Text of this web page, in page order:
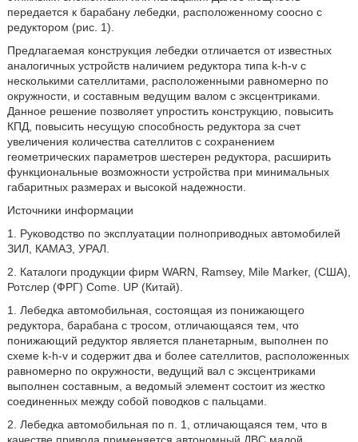
передается к барабану лебедки, расположенному соосно с
редуктором (рис. 1).
Предлагаемая конструкция лебедки отличается от известных
аналогичных устройств наличием редуктора типа k-h-v с
несколькими сателлитами, расположенными равномерно по
окружности, и составным ведущим валом с эксцентриками.
Данное решение позволяет упростить конструкцию, повысить
КПД, повысить несущую способность редуктора за счет
увеличения количества сателлитов с сохранением
геометрических параметров шестерен редуктора, расширить
функциональные возможности устройства при минимальных
габаритных размерах и высокой надежности.
Источники информации
1. Руководство по эксплуатации полноприводных автомобилей
ЗИЛ, КАМАЗ, УРАЛ.
2. Каталоги продукции фирм WARN, Ramsey, Mile Marker, (США),
Ротслер (ФРГ) Come. UP (Китай).
1. Лебедка автомобильная, состоящая из понижающего
редуктора, барабана с тросом, отличающаяся тем, что
понижающий редуктор является планетарным, выполнен по
схеме k-h-v и содержит два и более сателлитов, расположенных
равномерно по окружности, ведущий вал с эксцентриками
выполнен составным, а ведомый элемент состоит из жестко
соединенных между собой поводков с пальцами.
2. Лебедка автомобильная по п. 1, отличающаяся тем, что в